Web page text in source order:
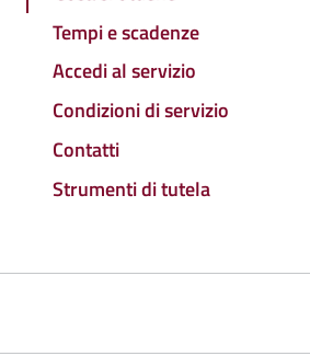
Tempi e scadenze
Accedi al servizio
Condizioni di servizio
Contatti
Strumenti di tutela